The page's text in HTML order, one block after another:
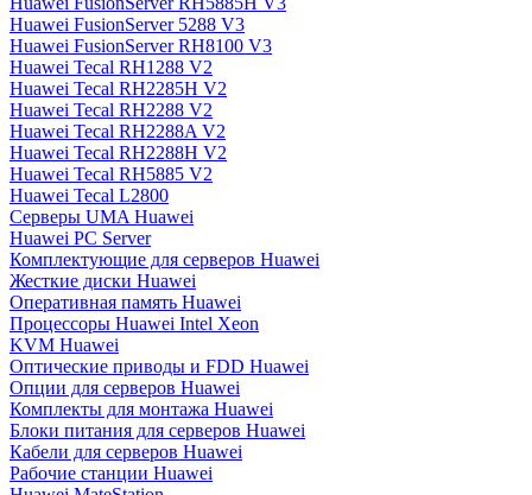
Huawei FusionServer 5288 V3
Huawei FusionServer RH8100 V3
Huawei Tecal RH1288 V2
Huawei Tecal RH2285H V2
Huawei Tecal RH2288 V2
Huawei Tecal RH2288A V2
Huawei Tecal RH2288H V2
Huawei Tecal RH5885 V2
Huawei Tecal L2800
Серверы UMA Huawei
Huawei PC Server
Комплектующие для серверов Huawei
Жесткие диски Huawei
Оперативная память Huawei
Процессоры Huawei Intel Xeon
KVM Huawei
Оптические приводы и FDD Huawei
Опции для серверов Huawei
Комплекты для монтажа Huawei
Блоки питания для серверов Huawei
Кабели для серверов Huawei
Рабочие станции Huawei